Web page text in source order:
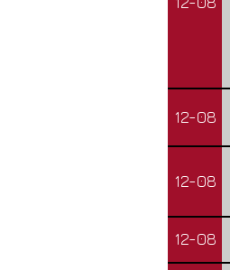
12-08
12-08
12-08